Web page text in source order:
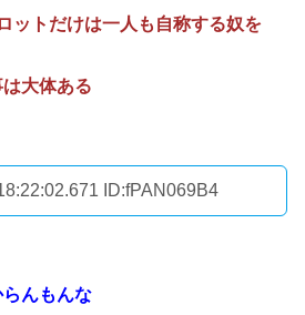
ットだけは一人も自称する奴を
大体ある
ID:fPAN069B4
んもんな